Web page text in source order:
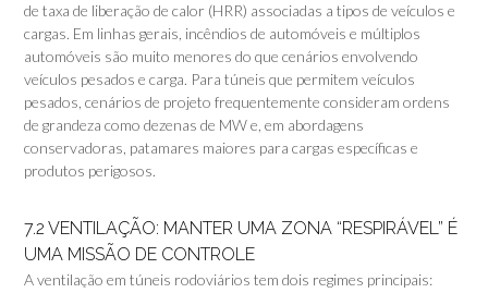
de taxa de liberação de calor (HRR) associadas a tipos de veículos e
cargas. Em linhas gerais, incêndios de automóveis e múltiplos
automóveis são muito menores do que cenários envolvendo
veículos pesados e carga. Para túneis que permitem veículos
pesados, cenários de projeto frequentemente consideram ordens
de grandeza como dezenas de MW e, em abordagens
conservadoras, patamares maiores para cargas específicas e
produtos perigosos.
7.2 VENTILAÇÃO: MANTER UMA ZONA “RESPIRÁVEL” É
UMA MISSÃO DE CONTROLE
A ventilação em túneis rodoviários tem dois regimes principais: